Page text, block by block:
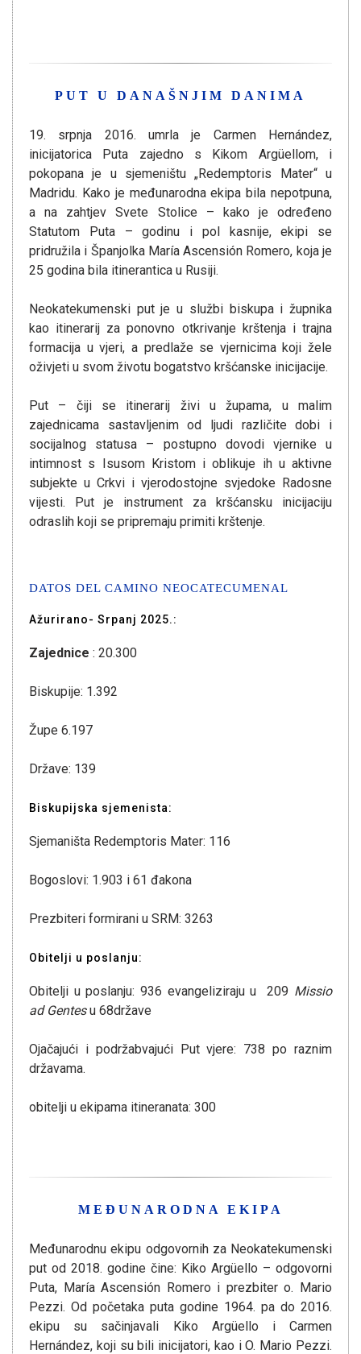
PUT U DANAŠNJIM DANIMA
19. srpnja 2016. umrla je Carmen Hernández,
inicijatorica Puta zajedno s Kikom Argüellom, i
pokopana je u sjemeništu „Redemptoris Mater“ u
Madridu. Kako je međunarodna ekipa bila nepotpuna,
a na zahtjev Svete Stolice – kako je određeno
Statutom Puta – godinu i pol kasnije, ekipi se
pridružila i Španjolka María Ascensión Romero, koja je
25 godina bila itinerantica u Rusiji.
Neokatekumenski put je u službi biskupa i župnika
kao itinerarij za ponovno otkrivanje krštenja i trajna
formacija u vjeri, a predlaže se vjernicima koji žele
oživjeti u svom životu bogatstvo kršćanske inicijacije.
Put – čiji se itinerarij živi u župama, u malim
zajednicama sastavljenim od ljudi različite dobi i
socijalnog statusa – postupno dovodi vjernike u
intimnost s Isusom Kristom i oblikuje ih u aktivne
subjekte u Crkvi i vjerodostojne svjedoke Radosne
vijesti. Put je instrument za kršćansku inicijaciju
odraslih koji se pripremaju primiti krštenje.
DATOS DEL CAMINO NEOCATECUMENAL
Ažurirano- Srpanj 2025.:
Zajednice : 20.300
Biskupije: 1.392
Župe 6.197
Države: 139
Biskupijska sjemenista:
Sjemaništa Redemptoris Mater: 116
Bogoslovi: 1.903 i 61 đakona
Prezbiteri formirani u SRM: 3263
Obitelji u poslanju:
Obitelji u poslanju: 936 evangeliziraju u 209 Missio
ad Gentesu 68države
Ojačajući i podržabvajući Put vjere: 738 po raznim
državama.
obitelji u ekipama itineranata: 300
MEĐUNARODNA EKIPA
Međunarodnu ekipu odgovornih za Neokatekumenski
put od 2018. godine čine: Kiko Argüello – odgovorni
Puta, María Ascensión Romero i prezbiter o. Mario
Pezzi. Od početaka puta godine 1964. pa do 2016.
ekipu su sačinjavali Kiko Argüello i Carmen
Hernández, koji su bili inicijatori, kao i O. Mario Pezzi.